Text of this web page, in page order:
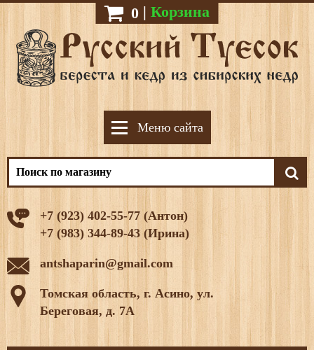
0 | Корзина
Меню сайта
+7 (923) 402-55-77 (Антон)
+7 (983) 344-89-43 (Ирина)
antshaparin@gmail.com
Томская область, г. Асино, ул.
Береговая, д. 7А